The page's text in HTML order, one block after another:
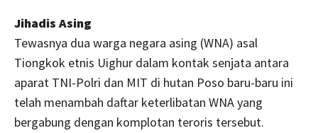
Jihadis Asing
Tewasnya dua warga negara asing (WNA) asal
Tiongkok etnis Uighur dalam kontak senjata antara
aparat TNI-Polri dan MIT di hutan Poso baru-baru ini
telah menambah daftar keterlibatan WNA yang
bergabung dengan komplotan teroris tersebut.